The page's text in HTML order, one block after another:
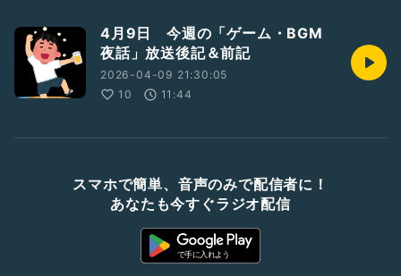
4月9日 今週の「ゲーム・BGM
夜話」放送後記＆前記
2026-04-09 21:30:05
10
11:44
スマホで簡単、音声のみで配信者に！
あなたも今すぐラジオ配信